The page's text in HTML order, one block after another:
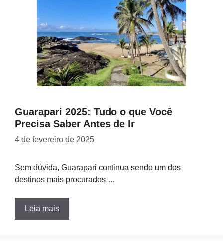
Guarapari 2025: Tudo o que Você
Precisa Saber Antes de Ir
4 de fevereiro de 2025
Sem dúvida, Guarapari continua sendo um dos
destinos mais procurados …
Leia mais